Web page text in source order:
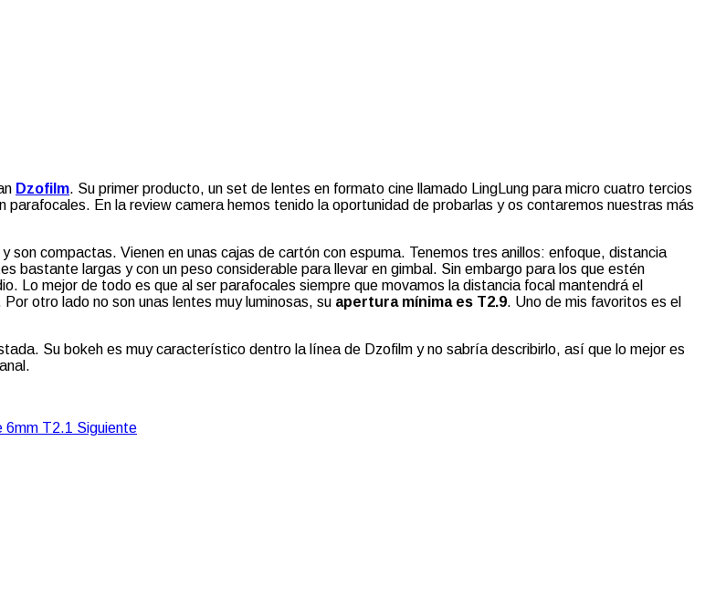
Dzofilm. Su primer producto, un set de lentes en formato cine llamado LingLung para micro cuatro tercios
En la review camera hemos tenido la oportunidad de probarlas y os contaremos nuestras más
son compactas. Vienen en unas cajas de cartón con espuma. Tenemos tres anillos: enfoque, distancia
bastante largas y con un peso considerable para llevar en gimbal. Sin embargo para los que estén
Lo mejor de todo es que al ser parafocales siempre que movamos la distancia focal mantendrá el
Por otro lado no son unas lentes muy luminosas, su apertura mínima es T2.9. Uno de mis favoritos es el
Su bokeh es muy característico dentro la línea de Dzofilm y no sabría describirlo, así que lo mejor es
6mm T2.1 Siguiente